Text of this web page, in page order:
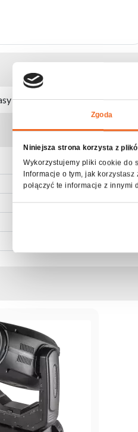
Zgoda
Niniejsza strona korzysta z
Wykorzystujemy pliki cookie do
Informacje o tym, jak
połączyć te informacje z innymi
żarówka wyładowcza typu
7
5